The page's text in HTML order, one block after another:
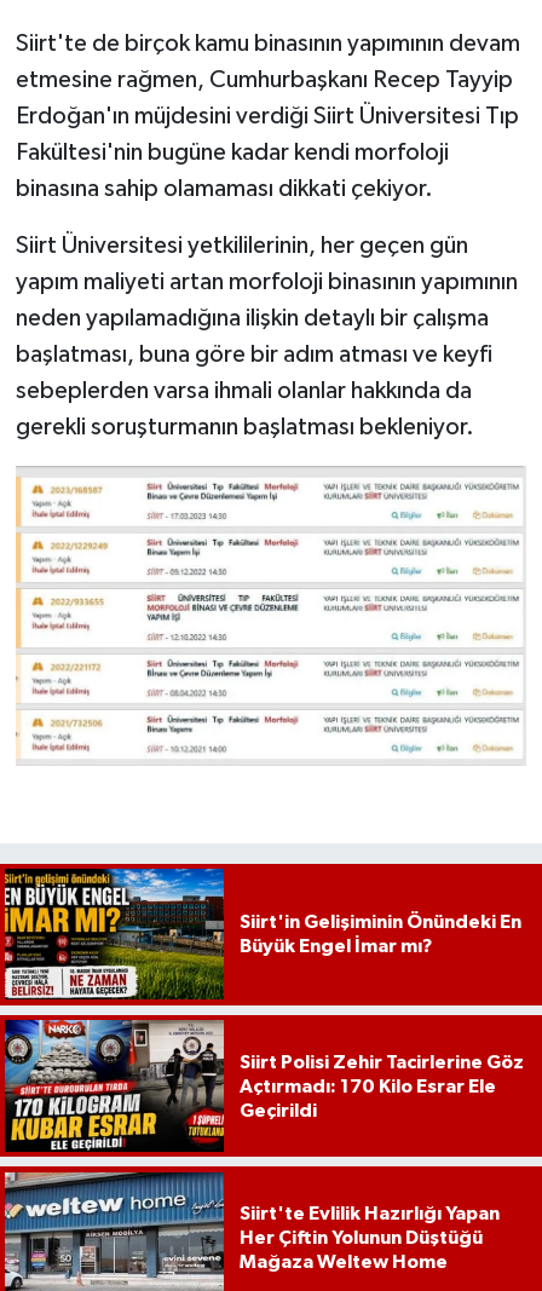
Siirt'te de birçok kamu binasının yapımının devam
etmesine rağmen, Cumhurbaşkanı Recep Tayyip
Erdoğan'ın müjdesini verdiği Siirt Üniversitesi Tıp
Fakültesi'nin bugüne kadar kendi morfoloji
binasına sahip olamaması dikkati çekiyor.
Siirt Üniversitesi yetkililerinin, her geçen gün
yapım maliyeti artan morfoloji binasının yapımının
neden yapılamadığına ilişkin detaylı bir çalışma
başlatması, buna göre bir adım atması ve keyfi
sebeplerden varsa ihmali olanlar hakkında da
gerekli soruşturmanın başlatması bekleniyor.
Siirt'in Gelişiminin Önündeki En
Büyük Engel İmar mı?
Siirt Polisi Zehir Tacirlerine Göz
Açtırmadı: 170 Kilo Esrar Ele
Geçirildi
Siirt'te Evlilik Hazırlığı Yapan
Her Çiftin Yolunun Düştüğü
Mağaza Weltew Home